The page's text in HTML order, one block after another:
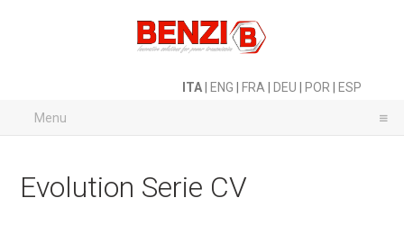
ITA ENG FRA DEU POR ESP
Menu
Evolution Serie CV